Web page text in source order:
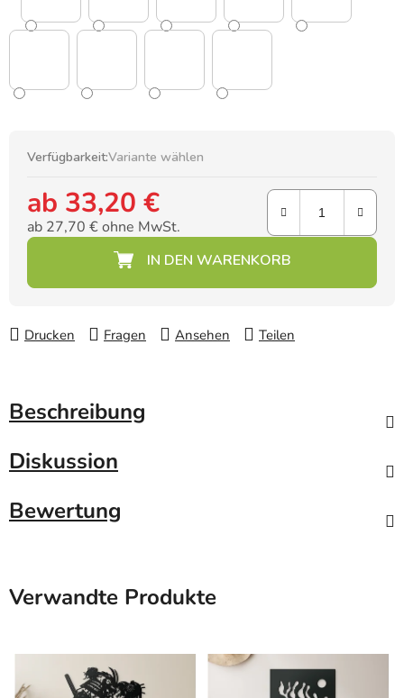
Verfügbarkeit:Variante wählen
ab 33,20 €
ab 27,70 €ohne MwSt.
Verkaufspreis:
Drucken Fragen Ansehen Teilen
Beschreibung
Diskussion
Bewertung
Verwandte Produkte